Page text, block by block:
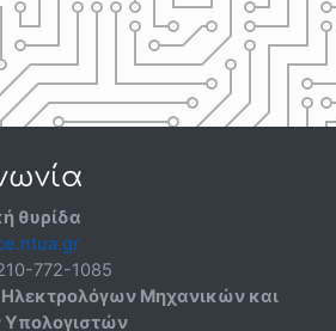
θυρίδα
772-1085
Ηλεκτρολόγων Μηχανικών και